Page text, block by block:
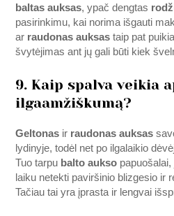
baltas auksas, ypač dengtas
pasirinkimu, kai norima išgauti
ar raudonas auksas taip pat
švytėjimas ant jų gali būti kiek
9. Kaip spalva veikia
ilgaamžiškumą?
Geltonas ir raudonas auksas
lydinyje, todėl net po ilgalaikio
Tuo tarpu balto aukso
laiku netekti paviršinio blizgesio ir
Tačiau tai yra įprasta ir lengvai